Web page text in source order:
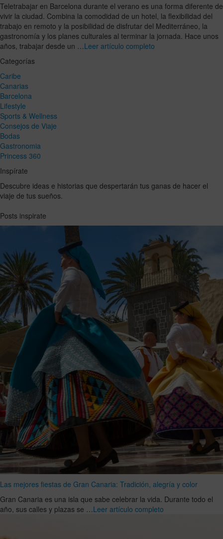
Teletrabajar en Barcelona durante el verano es una forma diferente de
vivir la ciudad. Combina la comodidad de un hotel, la flexibilidad del
trabajo en remoto y la posibilidad de disfrutar del Mediterráneo, la
gastronomía y los planes culturales al terminar la jornada. Hace unos
años, trabajar desde un …Leer artículo completo
Categorías
Caribe
Canarias
Barcelona
Lifestyle
Sports & Wellness
Consejos de Viaje
Bodas
Gastronomia
Princess 360
Inspírate
Descubre ideas e historias que despertarán tus ganas de hacer el
viaje de tus sueños.
Posts inspirate
Las mejores fiestas de Gran Canaria: Tradición, alegría y color
Gran Canaria es una isla que sabe celebrar la vida. Durante todo el
año, sus calles y plazas se …Leer artículo completo